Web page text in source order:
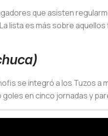
que asisten
lista es más sobre
se integró a los Tuzos a
en cinco jornadas y